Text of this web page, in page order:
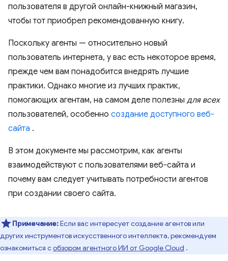
пользователя в другой онлайн-книжный магазин,
чтобы тот приобрел рекомендованную книгу.
Поскольку агенты — относительно новый
пользователь интернета, у вас есть некоторое время,
прежде чем вам понадобится внедрять лучшие
практики. Однако многие из лучших практик,
помогающих агентам, на самом деле полезны для всех
пользователей, особенно создание доступного веб-
сайта .
В этом документе мы рассмотрим, как агенты
взаимодействуют с пользователями веб-сайта и
почему вам следует учитывать потребности агентов
при создании своего сайта.
Примечание:Если вас интересует создание агентов или
других инструментов искусственного интеллекта, рекомендуем
ознакомиться собзором агентного ИИ от Google Cloud .